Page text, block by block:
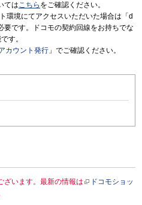
てはこちら をご確認ください。
環境にてアクセスいただいた場合は「d
要です。ドコモの契約回線をお持ちでな
す。
カウント発行 」でご確認ください。
ざいます。最新の情報は
ドコモショッ